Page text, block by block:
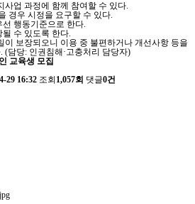
사업 과정에 함께 참여할 수 있다.
경우 시정을 요구할 수 있다.
행동기준으로 한다.
수 있도록 한다.
보장되오니 이용 중 불편하거나 개선사항 등을
(담당: 인권침해·고충처리 담당자)
교육생 모집
29 16:32 조회 1,057회 댓글0건